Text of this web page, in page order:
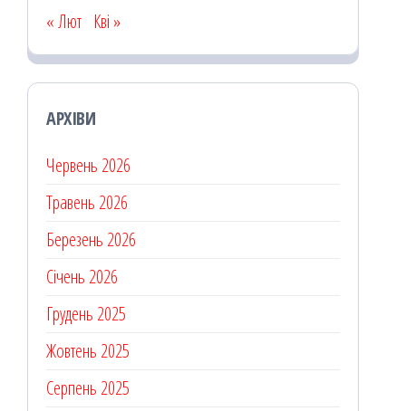
« Лют Кві »
АРХІВИ
Червень 2026
Травень 2026
Березень 2026
Січень 2026
Грудень 2025
Жовтень 2025
Серпень 2025